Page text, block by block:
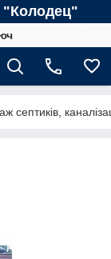
"Колодец"
септиків,